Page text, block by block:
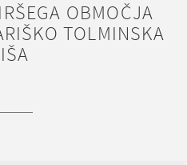
OBMOČJA
TOLMINSKA